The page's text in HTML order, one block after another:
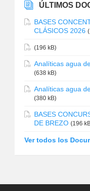
ÚLTIMOS
BASES
CLÁSICOS 2026
(196 kB)
Analíticas agua
(638 kB)
Analíticas agua
(380 kB)
BASES
DE BREZO (196
Ver todos los